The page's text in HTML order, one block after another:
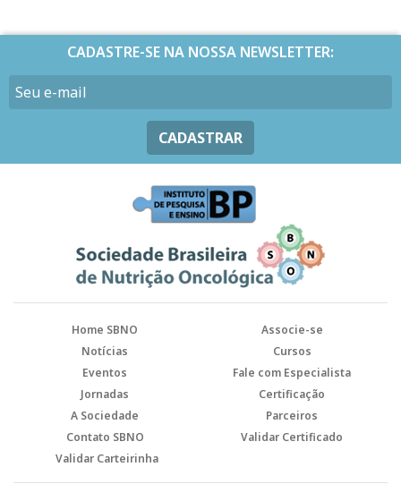
CADASTRE-SE NA NOSSA NEWSLETTER:
CADASTRAR
Home SBNO
Associe-se
Notícias
Cursos
Eventos
Fale com Especialista
Jornadas
Certificação
A Sociedade
Parceiros
Contato SBNO
Validar Certificado
Validar Carteirinha